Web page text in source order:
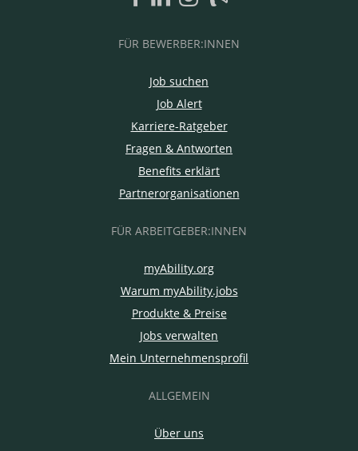
FÜR BEWERBER:INNEN
Job suchen
Job Alert
Karriere-Ratgeber
Fragen & Antworten
Benefits erklärt
Partnerorganisationen
FÜR ARBEITGEBER:INNEN
myAbility.org
Warum myAbility.jobs
Produkte & Preise
Jobs verwalten
Mein Unternehmensprofil
ALLGEMEIN
Über uns